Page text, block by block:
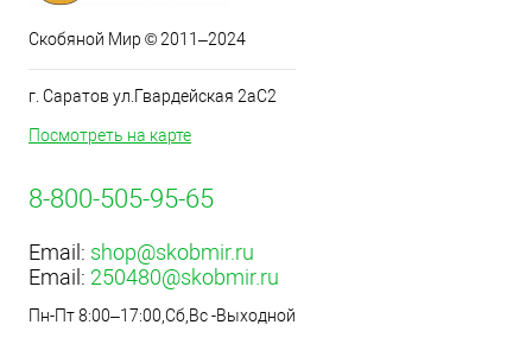
Скобяной Мир © 2011–2024
г. Саратов ул.Гвардейская 2аС2
Посмотреть на карте
8-800-505-95-65
Email: shop@skobmir.ru
Email: 250480@skobmir.ru
Пн-Пт 8:00–17:00,Сб,Вс -Выходной